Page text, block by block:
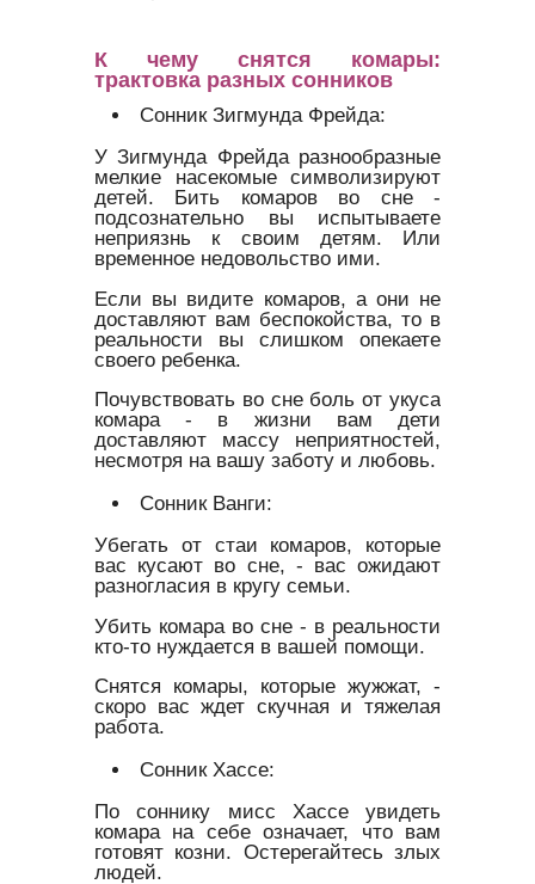
К чему снятся комары:
трактовка разных сонников
Сонник Зигмунда Фрейда:
У Зигмунда Фрейда разнообразные
мелкие насекомые символизируют
детей. Бить комаров во сне -
подсознательно вы испытываете
неприязнь к своим детям. Или
временное недовольство ими.
Если вы видите комаров, а они не
доставляют вам беспокойства, то в
реальности вы слишком опекаете
своего ребенка.
Почувствовать во сне боль от укуса
комара - в жизни вам дети
доставляют массу неприятностей,
несмотря на вашу заботу и любовь.
Сонник Ванги:
Убегать от стаи комаров, которые
вас кусают во сне, - вас ожидают
разногласия в кругу семьи.
Убить комара во сне - в реальности
кто-то нуждается в вашей помощи.
Снятся комары, которые жужжат, -
скоро вас ждет скучная и тяжелая
работа.
Сонник Хассе:
По соннику мисс Хассе увидеть
комара на себе означает, что вам
готовят козни. Остерегайтесь злых
людей.